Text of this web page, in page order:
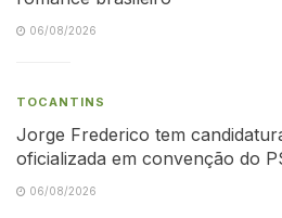
06/08/2026
TOCANTINS
Jorge Frederico tem
oficializada em convenção do
06/08/2026